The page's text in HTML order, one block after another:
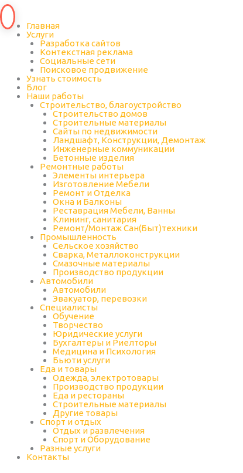
Главная
Услуги
Разработка сайтов
Контекстная реклама
Социальные сети
Поисковое продвижение
Узнать стоимость
Блог
Наши работы
Строительство, благоустройство
Строительство домов
Строительные материалы
Сайты по недвижимости
Ландшафт, Конструкции, Демонтаж
Инженерные коммуникации
Бетонные изделия
Ремонтные работы
Элементы интерьера
Изготовление Мебели
Ремонт и Отделка
Окна и Балконы
Реставрация Мебели, Ванны
Клининг, санитария
Ремонт/Монтаж Сан(Быт)техники
Промышленность
Cельское хозяйство
Сварка, Металлоконструкции
Cмазочные материалы
Производство продукции
Автомобили
Автомобили
Эвакуатор, перевозки
Специалисты
Обучение
Творчество
Юридические услуги
Бухгалтеры и Риелторы
Медицина и Психология
Бьюти услуги
Еда и товары
Одежда, электротовары
Производство продукции
Еда и рестораны
Строительные материалы
Другие товары
Спорт и отдых
Отдых и развлечения
Спорт и Оборудование
Разные услуги
Контакты